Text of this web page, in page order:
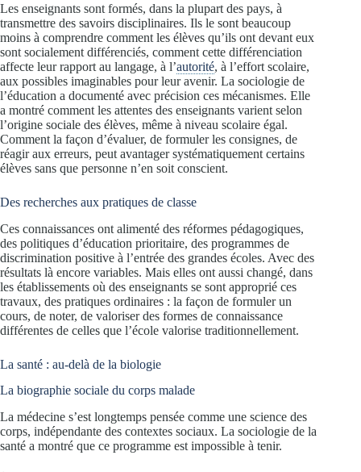
Les enseignants sont formés, dans la plupart des pays, à
transmettre des savoirs disciplinaires. Ils le sont beaucoup
moins à comprendre comment les élèves qu’ils ont devant eux
sont socialement différenciés, comment cette différenciation
affecte leur rapport au langage, à l’autorité, à l’effort scolaire,
aux possibles imaginables pour leur avenir. La sociologie de
l’éducation a documenté avec précision ces mécanismes. Elle
a montré comment les attentes des enseignants varient selon
l’origine sociale des élèves, même à niveau scolaire égal.
Comment la façon d’évaluer, de formuler les consignes, de
réagir aux erreurs, peut avantager systématiquement certains
élèves sans que personne n’en soit conscient.
Des recherches aux pratiques de classe
Ces connaissances ont alimenté des réformes pédagogiques,
des politiques d’éducation prioritaire, des programmes de
discrimination positive à l’entrée des grandes écoles. Avec des
résultats là encore variables. Mais elles ont aussi changé, dans
les établissements où des enseignants se sont approprié ces
travaux, des pratiques ordinaires : la façon de formuler un
cours, de noter, de valoriser des formes de connaissance
différentes de celles que l’école valorise traditionnellement.
La santé : au-delà de la biologie
La biographie sociale du corps malade
La médecine s’est longtemps pensée comme une science des
corps, indépendante des contextes sociaux. La sociologie de la
santé a montré que ce programme est impossible à tenir.